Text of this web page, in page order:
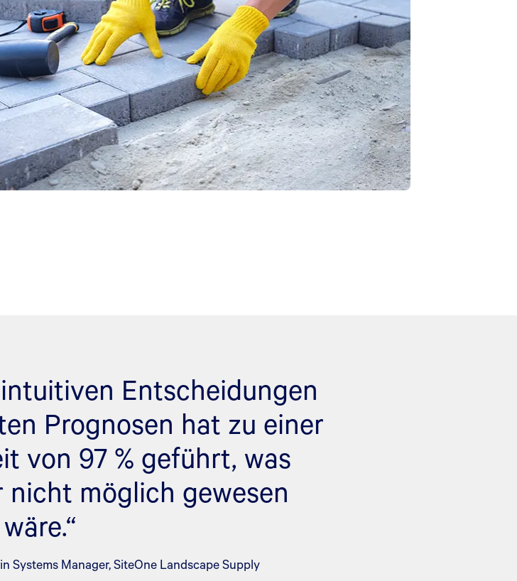
Entscheidungen
Prognosen hat zu einer
von 97 % geführt, was
nicht möglich gewesen
wäre.“
Systems Manager, SiteOne Landscape Supply